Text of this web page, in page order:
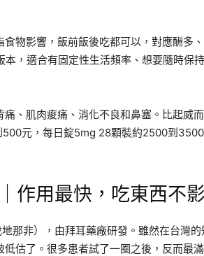
物影響，飯前飯後吃都可以，對應酬多
，適合有固定性生活頻率、想要隨時保
、肌肉痠痛、消化不良和鼻塞。比起威
元，每日錠5mg 28顆裝約2500到
作用最快，吃東西不
那非），由拜耳藥廠研發。雖然在台灣
估了。很多患者試了一圈之後，反而最